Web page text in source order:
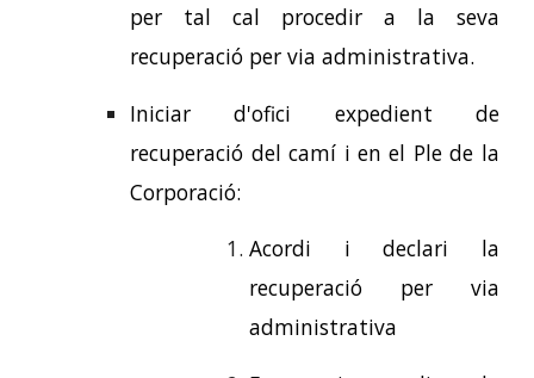
per tal cal procedir a la seva
recuperació per via administrativa.
Iniciar d'ofici expedient de
recuperació del camí i en el Ple de la
Corporació:
Acordi i declari la
recuperació per via
administrativa